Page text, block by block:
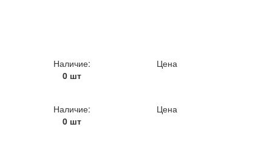
Наличие:
0 шт
Цена
Наличие:
0 шт
Цена